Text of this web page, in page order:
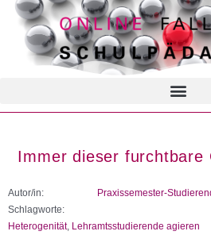
Immer dieser furchtbare
Autor/in:
Praxissemester-
Schlagworte:
Heterogenität, Lehramtsstudierende agieren